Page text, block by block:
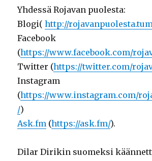
Yhdessä Rojavan puolesta:
Blogi(http://
Facebook
(https://www.facebook.com/
Twitter (https://twitter.com/
Instagram
(https://www.instagram.com/
/)
Ask.fm (https://ask.fm/).
Dilar Dirikin suomeksi